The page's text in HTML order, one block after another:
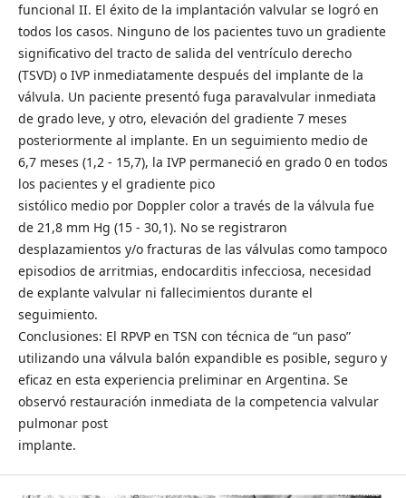
funcional II. El éxito de la implantación valvular se logró en
todos los casos. Ninguno de los pacientes tuvo un gradiente
significativo del tracto de salida del ventrículo derecho
(TSVD) o IVP inmediatamente después del implante de la
válvula. Un paciente presentó fuga paravalvular inmediata
de grado leve, y otro, elevación del gradiente 7 meses
posteriormente al implante. En un seguimiento medio de
6,7 meses (1,2 - 15,7), la IVP permaneció en grado 0 en todos
los pacientes y el gradiente pico
sistólico medio por Doppler color a través de la válvula fue
de 21,8 mm Hg (15 - 30,1). No se registraron
desplazamientos y/o fracturas de las válvulas como tampoco
episodios de arritmias, endocarditis infecciosa, necesidad
de explante valvular ni fallecimientos durante el
seguimiento.
Conclusiones: El RPVP en TSN con técnica de “un paso”
utilizando una válvula balón expandible es posible, seguro y
eficaz en esta experiencia preliminar en Argentina. Se
observó restauración inmediata de la competencia valvular
pulmonar post
implante.